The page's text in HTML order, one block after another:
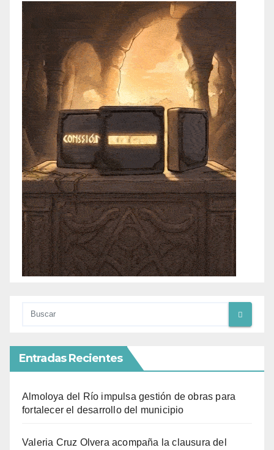
Entradas Recientes
Almoloya del Río impulsa gestión de obras para
fortalecer el desarrollo del municipio
Valeria Cruz Olvera acompaña la clausura del